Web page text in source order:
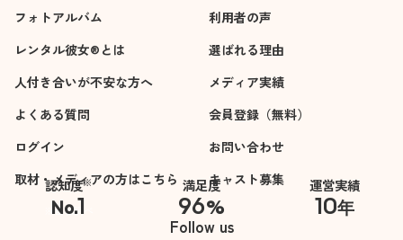
麗ですが）。今回は
水族館でしたが、他
にもぜひご一緒して
欲しいです。
〈改善点〉
今後の為になるとい
いなと思い、いろい
ろ考えましたが、マ
イナス要素は本当に
ありませんでした。
フォトアルバム
利用者の声
レンタル彼女®とは
選ばれる理由
人付き合いが不安な方へ
メディア実績
よくある質問
会員登録（無料）
ログイン
お問い合わせ
取材・メディアの方はこちら
キャスト募集
認知度※
No.1
※自社調べ
満足度
96%
運営実績
10年
Follow us